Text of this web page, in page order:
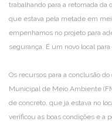
trabalhando para a retomada da
que estava pela metade em
empenhamos no projeto para
segurança. É um novo local
Os recursos para a conclusão
Municipal de Meio Ambiente
de concreto, que já estava no
verificou as boas condições e a